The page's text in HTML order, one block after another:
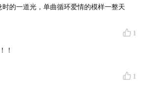
的一道光，单曲循环爱情的模样一整天
1
！
1